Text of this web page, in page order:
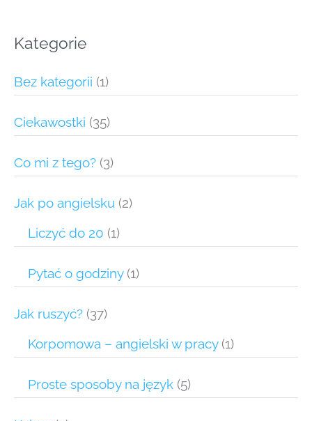
Kategorie
Bez kategorii (1)
Ciekawostki (35)
Co mi z tego? (3)
Jak po angielsku (2)
Liczyć do 20 (1)
Pytać o godziny(1)
Jak ruszyć? (37)
Korpomowa – angielski w pracy(1)
Proste sposoby na język (5)